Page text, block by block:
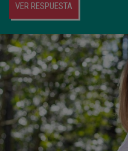
VER RESPUESTA